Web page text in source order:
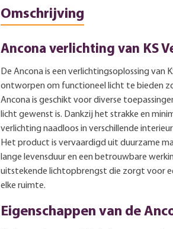
Omschrijving
Ancona verlichting van KS
De Ancona is een verlichtingsoplossing van
ontworpen om functioneel licht te bieden
Ancona is geschikt voor diverse
licht gewenst is. Dankzij het strakke en
verlichting naadloos in verschillende
Het product is vervaardigd uit duurzame
lange levensduur en een betrouwbare
uitstekende lichtopbrengst die zorgt voor
elke ruimte.
Eigenschappen van de